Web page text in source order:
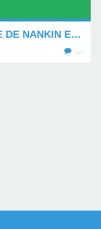
MASSACRE DE NANKIN EN 1937. **********
…